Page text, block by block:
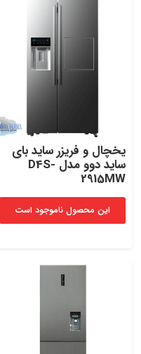
یخچال و فریزر ساید بای
ساید دوو مدل D4S-
2915MW
این محصول ناموجود است